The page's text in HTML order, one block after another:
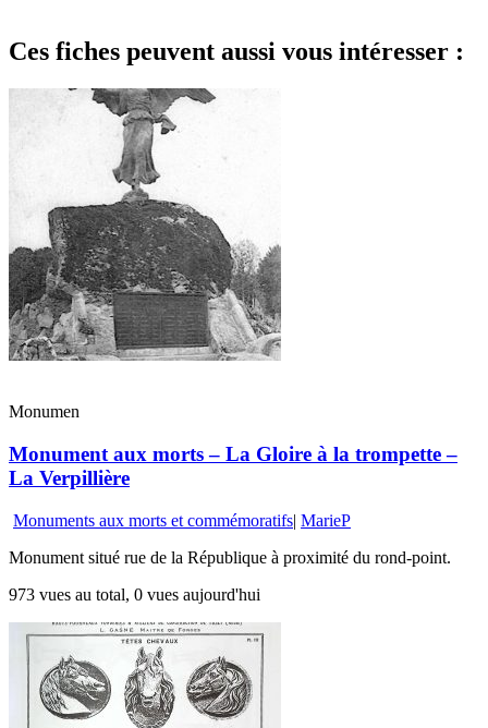
Ces fiches peuvent aussi vous intéresser :
Monumen
Monument aux morts – La Gloire à la trompette –
La Verpillière
Monuments aux morts et commémoratifs| MarieP
Monument situé rue de la République à proximité du rond-point.
973 vues au total, 0 vues aujourd'hui